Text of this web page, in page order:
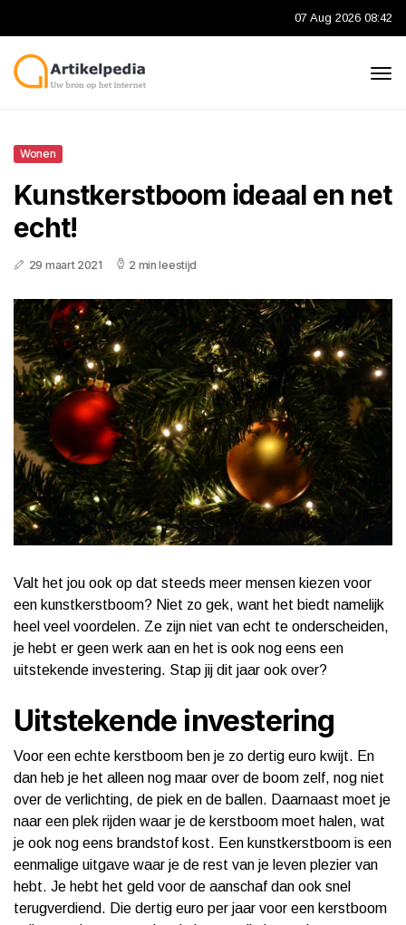
07 Aug 2026 08:42
Wonen
Kunstkerstboom ideaal en net
echt!
29 maart 2021 2 min leestijd
Valt het jou ook op dat steeds meer mensen kiezen voor
een kunstkerstboom? Niet zo gek, want het biedt namelijk
heel veel voordelen. Ze zijn niet van echt te onderscheiden,
je hebt er geen werk aan en het is ook nog eens een
uitstekende investering. Stap jij dit jaar ook over?
Uitstekende investering
Voor een echte kerstboom ben je zo dertig euro kwijt. En
dan heb je het alleen nog maar over de boom zelf, nog niet
over de verlichting, de piek en de ballen. Daarnaast moet je
naar een plek rijden waar je de kerstboom moet halen, wat
je ook nog eens brandstof kost. Een kunstkerstboom is een
eenmalige uitgave waar je de rest van je leven plezier van
hebt. Je hebt het geld voor de aanschaf dan ook snel
terugverdiend. Die dertig euro per jaar voor een kerstboom